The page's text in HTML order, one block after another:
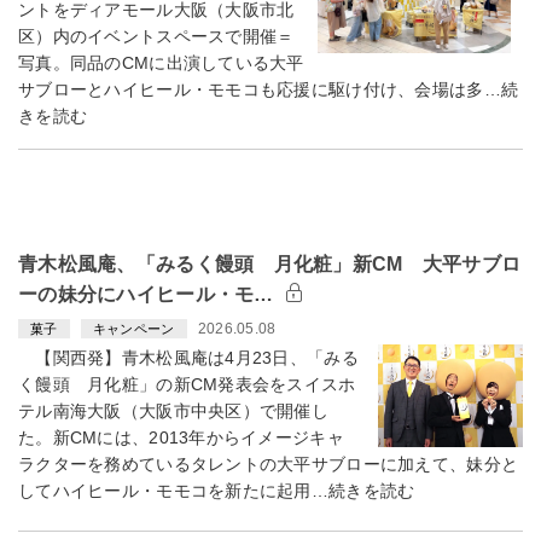
ントをディアモール大阪（大阪市北
区）内のイベントスペースで開催＝
写真。同品のCMに出演している大平
サブローとハイヒール・モモコも応援に駆け付け、会場は多…続
きを読む
青木松風庵、「みるく饅頭 月化粧」新CM 大平サブロ
ーの妹分にハイヒール・モ…
菓子 キャンペーン 2026.05.08
【関西発】青木松風庵は4月23日、「みる
く饅頭 月化粧」の新CM発表会をスイスホ
テル南海大阪（大阪市中央区）で開催し
た。新CMには、2013年からイメージキャ
ラクターを務めているタレントの大平サブローに加えて、妹分と
してハイヒール・モモコを新たに起用…続きを読む